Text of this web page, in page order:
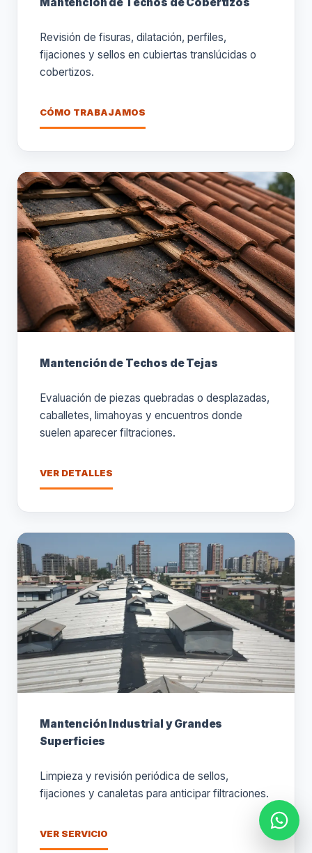
Revisión de fisuras, dilatación, perfiles,
fijaciones y sellos en cubiertas translúcidas o
cobertizos.
CÓMO TRABAJAMOS
Mantención de Techos de Tejas
Evaluación de piezas quebradas o desplazadas,
caballetes, limahoyas y encuentros donde
suelen aparecer filtraciones.
VER DETALLES
Mantención Industrial y Grandes
Superficies
Limpieza y revisión periódica de sellos,
fijaciones y canaletas para anticipar filtraciones.
VER SERVICIO